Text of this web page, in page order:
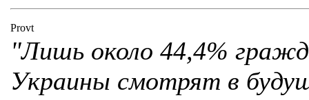
Provt
"Лишь около 44,4%
Украины смотрят в